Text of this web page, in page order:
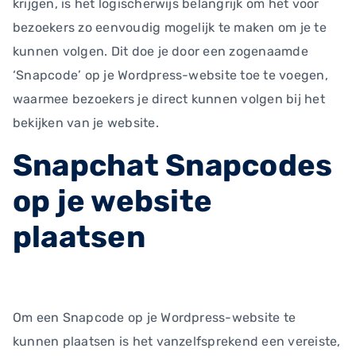
krijgen, is het logischerwijs belangrijk om het voor
bezoekers zo eenvoudig mogelijk te maken om je te
kunnen volgen. Dit doe je door een zogenaamde
‘Snapcode’ op je Wordpress-website toe te voegen,
waarmee bezoekers je direct kunnen volgen bij het
bekijken van je website.
Snapchat Snapcodes
op je website
plaatsen
Om een Snapcode op je Wordpress-website te
kunnen plaatsen is het vanzelfsprekend een vereiste,